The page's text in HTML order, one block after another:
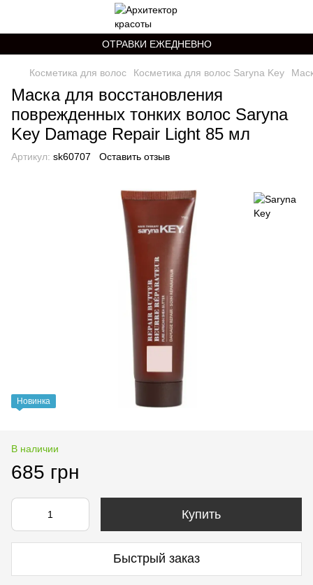
ОТРАВКИ ЕЖЕДНЕВНО
Косметика для волос Косметика для волос Saryna Key
Маска для восстановления
поврежденных тонких волос Saryna
Key Damage Repair Light 85 мл
Артикул: sk60707 Оставить отзыв
Новинка
В наличии
685 грн
Купить
Быстрый заказ